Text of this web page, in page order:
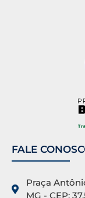
FALE
Praça
MG - CEP: